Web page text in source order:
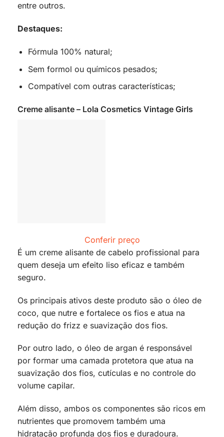
entre outros.
Destaques:
Fórmula 100% natural;
Sem formol ou químicos pesados;
Compatível com outras características;
Creme alisante – Lola Cosmetics Vintage Girls
Conferir preço
É um creme alisante de cabelo profissional para
quem deseja um efeito liso eficaz e também
seguro.
Os principais ativos deste produto são o óleo de
coco, que nutre e fortalece os fios e atua na
redução do frizz e suavização dos fios.
Por outro lado, o óleo de argan é responsável
por formar uma camada protetora que atua na
suavização dos fios, cutículas e no controle do
volume capilar.
Além disso, ambos os componentes são ricos em
nutrientes que promovem também uma
hidratação profunda dos fios e duradoura.